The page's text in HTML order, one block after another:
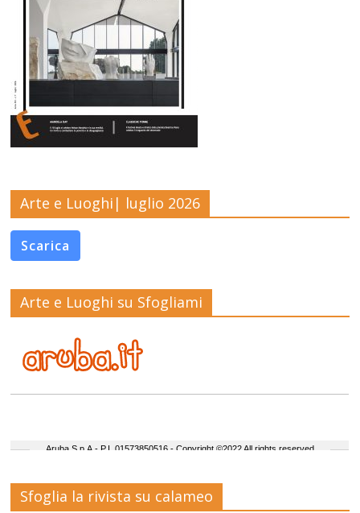
Arte e Luoghi| luglio 2026
Scarica
Arte e Luoghi su Sfogliami
Sfoglia la rivista su calameo